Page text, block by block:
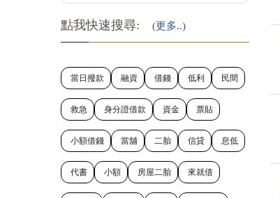
點我快速搜尋: (更多..)
當日撥款 融資 借錢 低利 民間
救急 身分證借款 資金 票貼
小額借錢 當舖 二胎 信貸 息低
代書 小額 房屋二胎 來就借